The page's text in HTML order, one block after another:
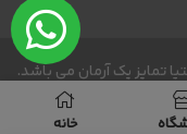
خانه
تمایز یک آرمان می باشد.